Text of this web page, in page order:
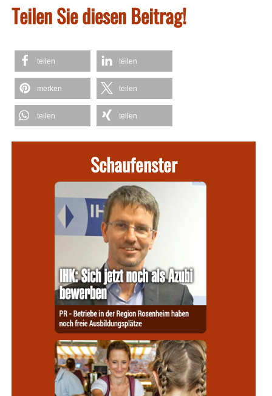
Teilen Sie diesen Beitrag!
teilen teilen
merken teilen
teilen teilen
Schaufenster